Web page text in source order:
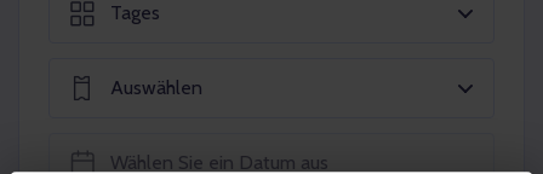
Tages
Auswählen